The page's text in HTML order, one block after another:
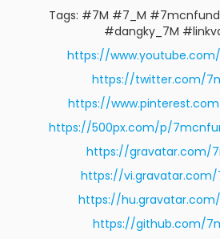
Tags: #7M #7_M
#dangky_7M
https://
https://twitter.com/
https://
https://500px.com/p/
https://gravatar.com/
https://
https://
https://github.com/